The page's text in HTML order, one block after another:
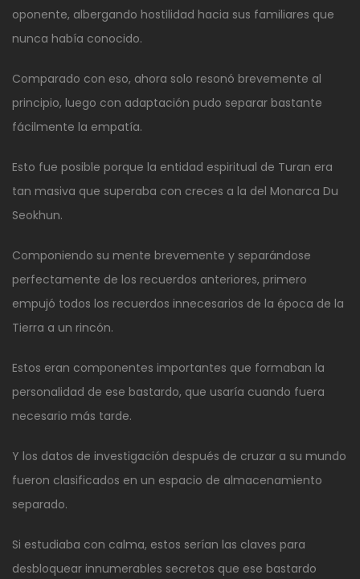
oponente, albergando hostilidad hacia sus familiares que
nunca había conocido.
Comparado con eso, ahora solo resonó brevemente al
principio, luego con adaptación pudo separar bastante
fácilmente la empatía.
Esto fue posible porque la entidad espiritual de Turan era
tan masiva que superaba con creces a la del Monarca Du
Seokhun.
Componiendo su mente brevemente y separándose
perfectamente de los recuerdos anteriores, primero
empujó todos los recuerdos innecesarios de la época de la
Tierra a un rincón.
Estos eran componentes importantes que formaban la
personalidad de ese bastardo, que usaría cuando fuera
necesario más tarde.
Y los datos de investigación después de cruzar a su mundo
fueron clasificados en un espacio de almacenamiento
separado.
Si estudiaba con calma, estos serían las claves para
desbloquear innumerables secretos que ese bastardo